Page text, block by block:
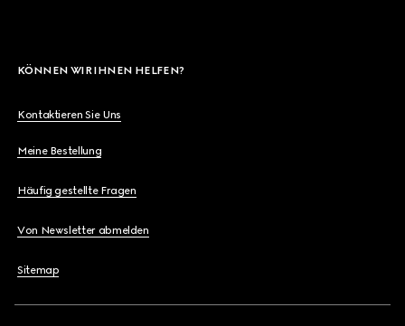
KÖNNEN WIR IHNEN HELFEN?
Kontaktieren Sie Uns
Meine Bestellung
Häufig gestellte Fragen
Von Newsletter abmelden
Sitemap